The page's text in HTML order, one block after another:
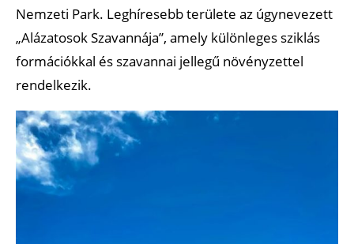
Nemzeti Park. Leghíresebb területe az úgynevezett
„Alázatosok Szavannája”, amely különleges sziklás
formációkkal és szavannai jellegű növényzettel
rendelkezik.